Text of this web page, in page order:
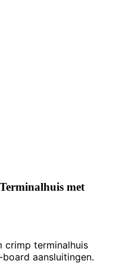
met
crimp terminalhuis
aansluitingen.